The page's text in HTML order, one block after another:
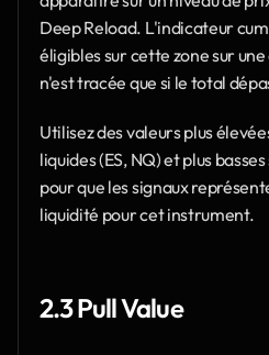
Deep Reload. L'indicateur
éligibles sur cette zone sur
n'est tracée que si le total
Utilisez des valeurs plus
liquides (ES, NQ) et plus
pour que les signaux
liquidité pour cet instrument.
2.3 Pull Value